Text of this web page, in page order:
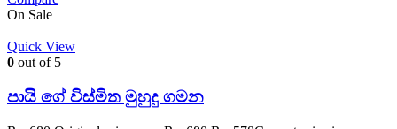
On Sale
Quick View
0 out of 5
පායි ගේ විස්මිත මුහුදු ගමන